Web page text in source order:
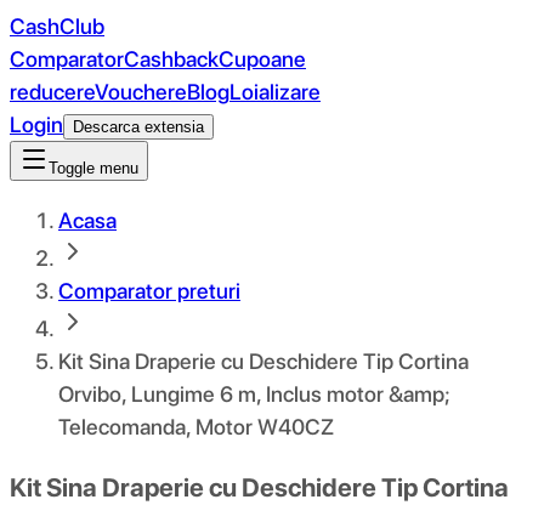
CashClub
ComparatorCashbackCupoane
reducereVouchereBlogLoializare
Login
Descarca extensia
Toggle menu
Acasa
Comparator preturi
Kit Sina Draperie cu Deschidere Tip Cortina
Orvibo, Lungime 6 m, Inclus motor &amp;
Telecomanda, Motor W40CZ
Kit Sina Draperie cu Deschidere Tip Cortina